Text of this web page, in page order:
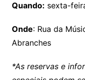
Quando: sexta-
Onde: Rua da
Abranches
*As reservas e